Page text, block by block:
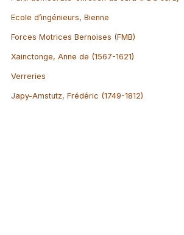
Ecole d’ingénieurs, Bienne
Forces Motrices Bernoises (FMB)
Xainctonge, Anne de (1567-1621)
Verreries
Japy-Amstutz, Frédéric (1749-1812)